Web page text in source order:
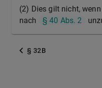
(2) Dies gilt nicht,
nach
§ 40 Abs. 2
§ 32B